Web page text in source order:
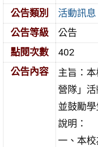
公告類別
活動訊息
公告等級
公告
點閱次數
402
公告內容
主旨：
營隊」
並鼓勵
說明：
一、本